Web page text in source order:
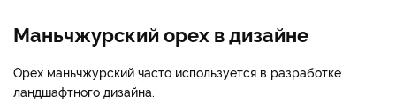
Маньчжурский орех в дизайне
Орех маньчжурский часто используется в разработке
ландшафтного дизайна.